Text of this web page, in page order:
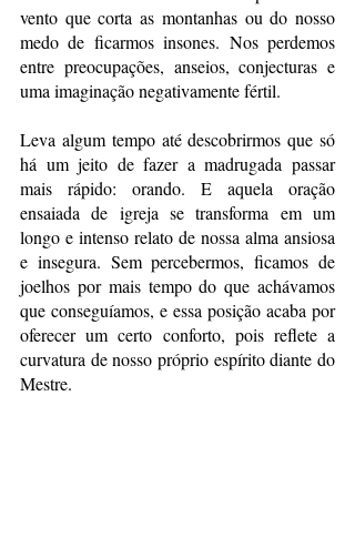
vento que corta as montanhas ou do nosso
medo de ficarmos insones. Nos perdemos
entre preocupações, anseios, conjecturas e
uma imaginação negativamente fértil.
Leva algum tempo até descobrirmos que só
há um jeito de fazer a madrugada passar
mais rápido: orando. E aquela oração
ensaiada de igreja se transforma em um
longo e intenso relato de nossa alma ansiosa
e insegura. Sem percebermos, ficamos de
joelhos por mais tempo do que achávamos
que conseguíamos, e essa posição acaba por
oferecer um certo conforto, pois reflete a
curvatura de nosso próprio espírito diante do
Mestre.